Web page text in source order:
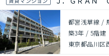
都営浅草線 /
築3年 / 5階建
東京都品川区